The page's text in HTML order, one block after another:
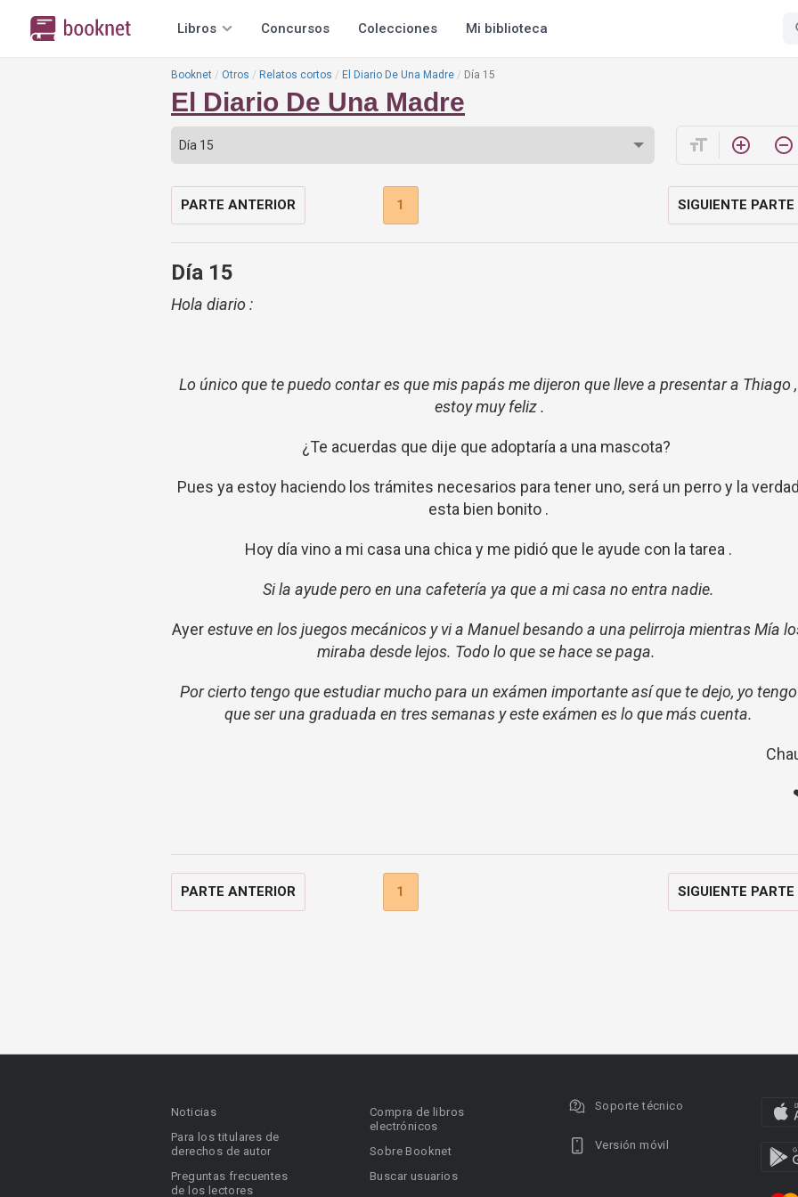
Libros Concursos Colecciones Mi biblioteca
Booknet Otros Relatos cortos El Diario De Una Madre Día 15
El Diario De Una Madre
format_size add_circle_outline remove_circle_outline
PARTE ANTERIOR 1 SIGUIENTE PARTE
Día 15
Hola diario :
Lo único que te puedo contar es que mis papás me dijeron que lleve a presentar a Thiago ,
estoy muy feliz .
¿Te acuerdas que dije que adoptaría a una mascota?
Pues ya estoy haciendo los trámites necesarios para tener uno, será un perro y la verdad
esta bien bonito .
Hoy día vino a mi casa una chica y me pidió que le ayude con la tarea .
Si la ayude pero en una cafetería ya que a mi casa no entra nadie.
Ayerestuve en los juegos mecánicos y vi a Manuel besando a una pelirroja mientras Mía
miraba desde lejos. Todo lo que se hace se paga.
Por cierto tengo que estudiar mucho para un exámen importante así que te dejo, yo tengo
que ser una graduada en tres semanas y este exámen es lo que más cuenta.
PARTE ANTERIOR 1 SIGUIENTE PARTE
Noticias
Para los titulares de
derechos de autor
Preguntas frecuentes
de los lectores
Compra de libros
electrónicos
Sobre Booknet
Buscar usuarios
Soporte técnico
Versión móvil